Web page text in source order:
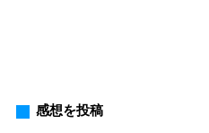
感想を投稿